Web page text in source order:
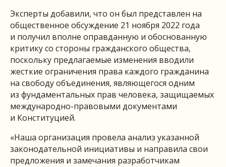
Эксперты добавили, что он был представлен на
общественное обсуждение 21 ноября 2022 года
и получил вполне оправданную и обоснованную
критику со стороны гражданского общества,
поскольку предлагаемые изменения вводили
жесткие ограничения права каждого гражданина
на свободу объединения, являющегося одним
из фундаментальных прав человека, защищаемых
международно-правовыми документами
и Конституцией.
«Наша организация провела анализ указанной
законодательной инициативы и направила свои
предложения и замечания разработчикам